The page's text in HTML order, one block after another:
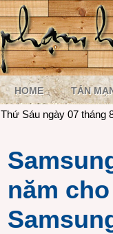
HOME TẢN
Thứ Sáu ngày 07 tháng
năm